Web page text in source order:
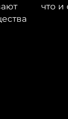
что и
доставки
доставки
доставки